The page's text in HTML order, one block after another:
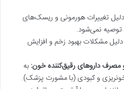
تغییرات هورمونی و ریسک‌های
توصیه نمی‌شود.
دلیل مشکلات بهبود زخم و افزایش
داروهای رقیق‌کننده خون: به
و کبودی (با مشورت پزشک).